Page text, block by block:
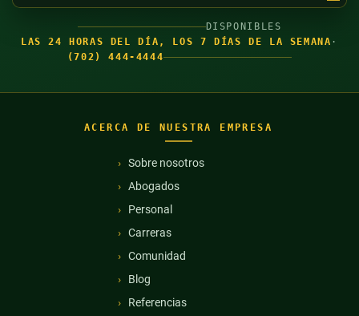
DISPONIBLES
LAS 24 HORAS DEL DÍA, LOS 7 DÍAS DE LA SEMANA ·
(702) 444-4444
ACERCA DE NUESTRA EMPRESA
Sobre nosotros
Abogados
Personal
Carreras
Comunidad
Blog
Referencias